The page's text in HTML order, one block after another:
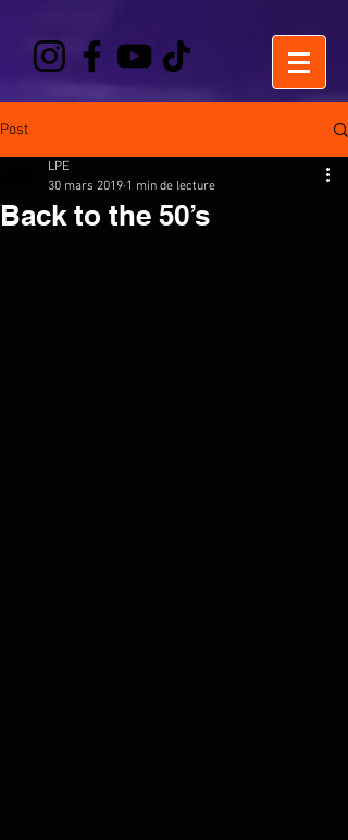
Post
Back to the 50’s
LPE
30 mars 2019 1 min de lecture